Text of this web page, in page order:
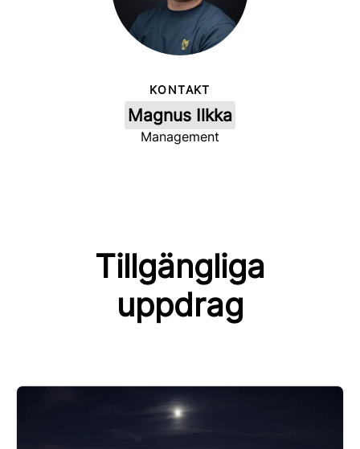
KONTAKT
Magnus Ilkka
Management
Tillgängliga
uppdrag